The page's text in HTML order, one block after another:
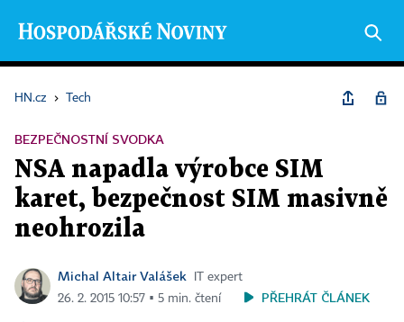
HN.cz › Tech
BEZPEČNOSTNÍ SVODKA
NSA napadla výrobce SIM
karet, bezpečnost SIM masivně
neohrozila
Michal Altair Valášek
IT expert
26. 2. 2015 10:57 ▪ 5 min. čtení
PŘEHRÁT ČLÁNEK